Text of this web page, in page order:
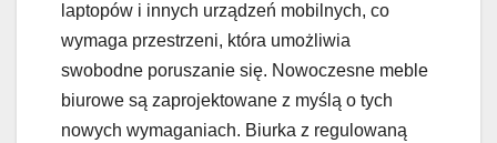
laptopów i innych urządzeń mobilnych, co
wymaga przestrzeni, która umożliwia
swobodne poruszanie się. Nowoczesne meble
biurowe są zaprojektowane z myślą o tych
nowych wymaganiach. Biurka z regulowaną